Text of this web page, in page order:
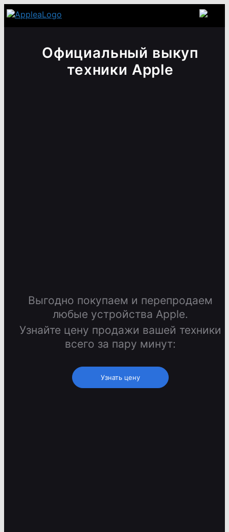
Официальный выкуп
техники Apple
Выгодно покупаем и перепродаем
любые устройства Apple.
Узнайте цену продажи вашей техники
всего за пару минут:
Узнать цену